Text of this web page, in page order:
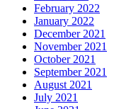
February 2022
January 2022
December 2021
November 2021
October 2021
September 2021
August 2021
July 2021